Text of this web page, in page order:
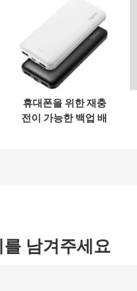
휴대폰을 위한 재충
전이 가능한 백업 배
를 남겨주세요